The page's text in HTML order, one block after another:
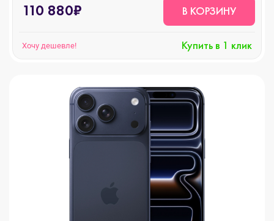
110 880₽ В КОРЗИНУ
Хочу дешевле! Купить в 1 клик